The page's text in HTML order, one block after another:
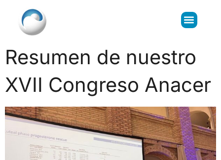
Resumen de nuestro
XVII Congreso Anacer